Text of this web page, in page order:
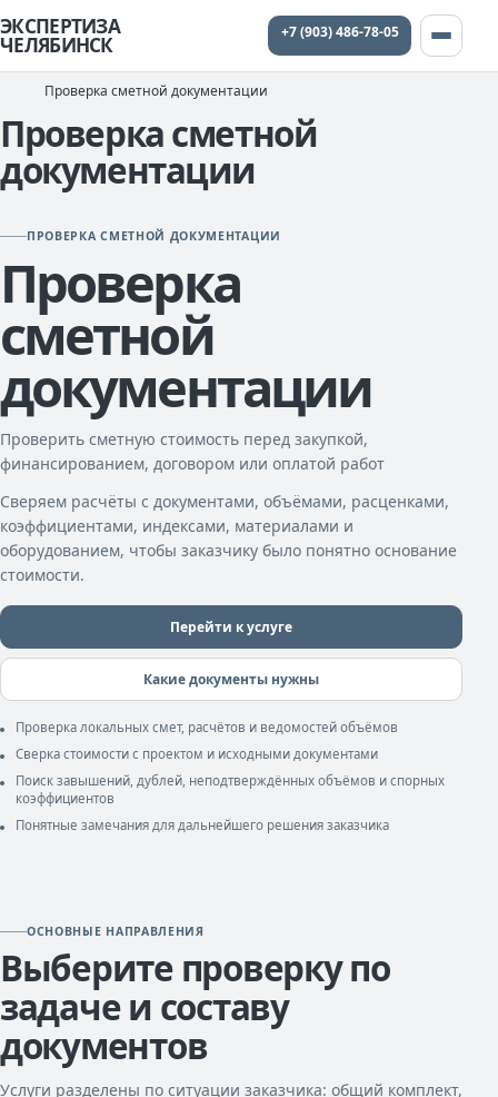
ЭКСПЕРТИЗА
ЧЕЛЯБИНСК
+7 (903) 486-78-05
Проверка сметной документации
Проверка сметной
документации
ПРОВЕРКА СМЕТНОЙ ДОКУМЕНТАЦИИ
Проверка
сметной
документации
Проверить сметную стоимость перед закупкой,
финансированием, договором или оплатой работ
Сверяем расчёты с документами, объёмами, расценками,
коэффициентами, индексами, материалами и
оборудованием, чтобы заказчику было понятно основание
стоимости.
Перейти к услуге
Какие документы нужны
Проверка локальных смет, расчётов и ведомостей объёмов
Сверка стоимости с проектом и исходными документами
Поиск завышений, дублей, неподтверждённых объёмов и спорных
коэффициентов
Понятные замечания для дальнейшего решения заказчика
ОСНОВНЫЕ НАПРАВЛЕНИЯ
Выберите проверку по
задаче и составу
документов
Услуги разделены по ситуации заказчика: общий комплект,